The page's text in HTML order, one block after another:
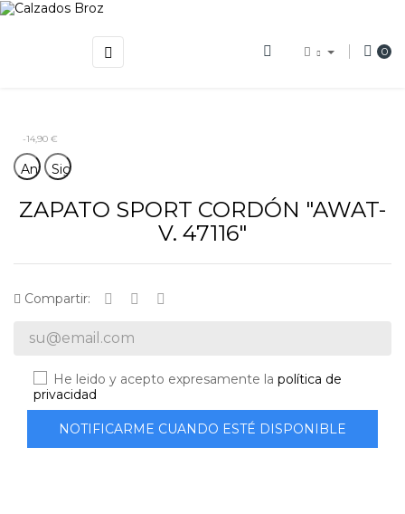
Navegación
de
☰ 0
-14,90 €
AnteriorSiguiente
ZAPATO SPORT CORDÓN "AWAT-
V. 47116"
Compartir:
He leido y acepto expresamente lapolítica de
privacidad
NOTIFICARME CUANDO ESTÉ DISPONIBLE